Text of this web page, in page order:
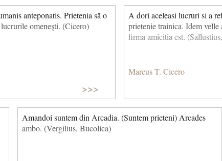
anteponatis. Prietenia să o
omeneşti. (Cicero)
>>>
A dori aceleasi lucruri si a
prietenie trainica. Idem
firma amicitia est.
Marcus T. Cicero
Amandoi suntem din Arcadia. (Suntem prieteni) Arcades
ambo. (Vergilius, Bucolica)